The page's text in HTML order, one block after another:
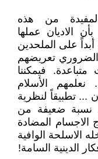
من هذه
الاديان عملها
على الملحدين
تعريضهم
فيمكننا
الأسلام
... تطبيقاً لنظرية
نسبة ضعيفة من
الاجسام المضادة
الاسلحة الوافية